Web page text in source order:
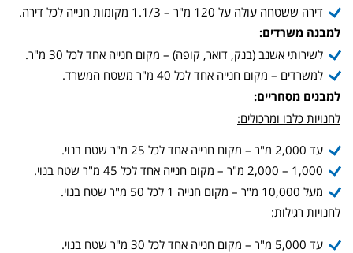
דירה ששטחה עולה על 120 מ"ר – 1.1/3 מקומות חנייה לכל דירה.
למבנה משרדים:
לשירותי אשנב (בנק, דואר, קופה) – מקום חנייה אחד לכל 30 מ"ר.
למשרדים – מקום חנייה אחד לכל 40 מ"ר משטח המשרד.
למבנים מסחריים:
לחנויות כלבו ומרכולים:
עד 2,000 מ"ר – מקום חנייה אחד לכל 25 מ"ר שטח בנוי.
1,000 – 2,000 מ"ר – מקום חנייה אחד לכל 45 מ"ר שטח בנוי.
מעל 10,000 מ"ר – מקום חנייה 1 לכל 50 מ"ר שטח בנוי.
לחנויות רגילות:
עד 5,000 מ"ר – מקום חנייה אחד לכל 30 מ"ר שטח בנוי.